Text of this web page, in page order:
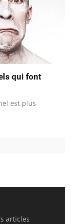
qui font
est plus
articles